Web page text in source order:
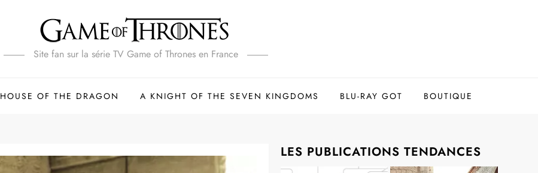
Site fan sur la série TV Game of Thrones en France
HOUSE OF THE DRAGON A KNIGHT OF THE SEVEN KINGDOMS BLU-RAY GOT BOUTIQUE
LES PUBLICATIONS TENDANCES